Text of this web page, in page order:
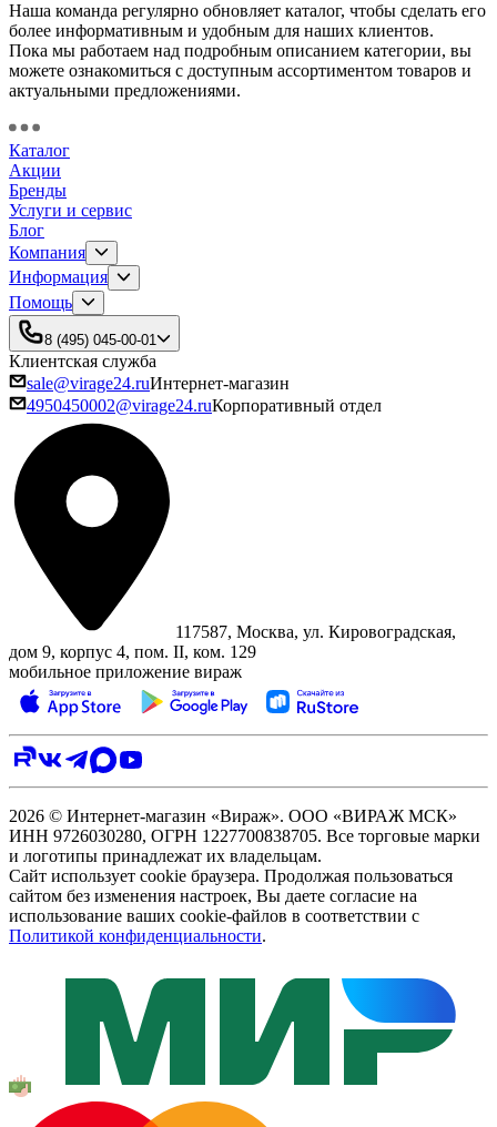
Наша команда регулярно обновляет каталог, чтобы сделать его
более информативным и удобным для наших клиентов.
Пока мы работаем над подробным описанием категории, вы
можете ознакомиться с доступным ассортиментом товаров и
актуальными предложениями.
Каталог
Акции
Бренды
Услуги и сервис
Блог
Компания
Информация
Помощь
8 (495) 045-00-01
Клиентская служба
sale@virage24.ruИнтернет-магазин
4950450002@virage24.ruКорпоративный отдел
117587, Москва, ул. Кировоградская,
дом 9, корпус 4, пом. II, ком. 129
мобильное приложение вираж
2026 © Интернет-магазин «Вираж». ООО «ВИРАЖ МСК»
ИНН 9726030280, ОГРН 1227700838705. Все торговые марки
и логотипы принадлежат их владельцам.
Сайт использует cookie браузера. Продолжая пользоваться
сайтом без изменения настроек, Вы даете согласие на
использование ваших cookie-файлов в соответствии с
Политикой конфиденциальности.